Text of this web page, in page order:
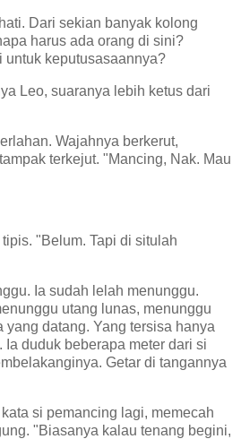
Dari sekian banyak kolong
harus ada orang di sini?
untuk keputusasaannya?
Leo, suaranya lebih ketus dari
Wajahnya berkerut,
terkejut. "Mancing, Nak. Mau
"Belum. Tapi di situlah
Ia sudah lelah menunggu.
utang lunas, menunggu
yang datang. Yang tersisa hanya
Ia duduk beberapa meter dari si
Getar di tangannya
si pemancing lagi, memecah
"Biasanya kalau tenang begini,